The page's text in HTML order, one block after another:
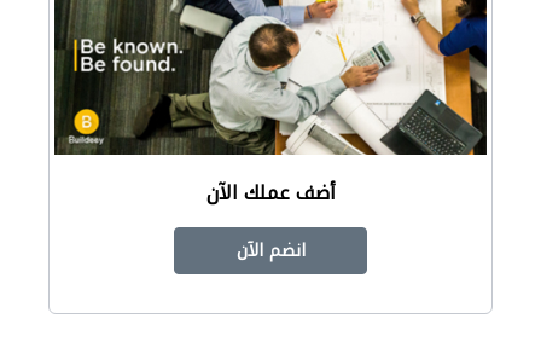
أضف عملك الآن
انضم الآن